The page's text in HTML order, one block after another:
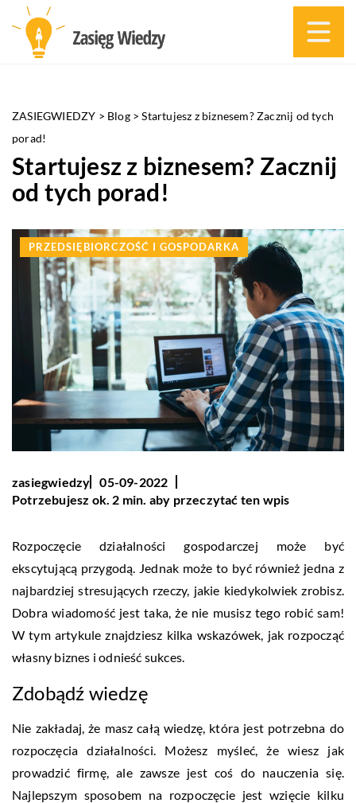
ZASIEGWIEDZY > Blog>Startujesz z biznesem? Zacznij od tych
porad!
Startujesz z biznesem? Zacznij
od tych porad!
PRZEDSIĘBIORCZOŚĆ I GOSPODARKA
zasiegwiedzy
05-09-2022
Potrzebujesz ok. 2 min. aby przeczytać ten wpis
Rozpoczęcie działalności gospodarczej może być
ekscytującą przygodą. Jednak może to być również jedna z
najbardziej stresujących rzeczy, jakie kiedykolwiek zrobisz.
Dobra wiadomość jest taka, że nie musisz tego robić sam!
W tym artykule znajdziesz kilka wskazówek, jak rozpocząć
własny biznes i odnieść sukces.
Zdobądź wiedzę
Nie zakładaj, że masz całą wiedzę, która jest potrzebna do
rozpoczęcia działalności. Możesz myśleć, że wiesz jak
prowadzić firmę, ale zawsze jest coś do nauczenia się.
Najlepszym sposobem na rozpoczęcie jest wzięcie kilku